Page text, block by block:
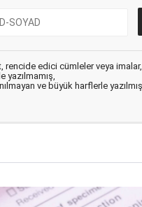
rencide edici cümleler veya imalar,
yazılmamış,
ve büyük harflerle